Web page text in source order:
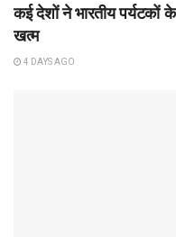
कई देशों ने भारतीय पर्यटकों
खत्म
4 DAYS AGO